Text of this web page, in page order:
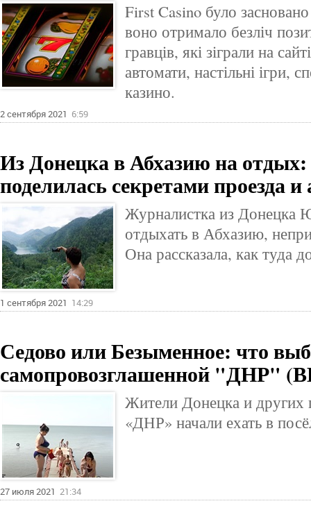
First Casino було
воно отримало безліч
гравців, які зіграли на
автомати, настільні ігри,
казино.
2 сентября 2021 6:59
Из Донецка в Абхазию на
поделилась секретами проезда
Журналистка из Донецка
отдыхать в Абхазию,
Она рассказала, как туда
1 сентября 2021 14:29
Седово или Безыменное: что
самопровозглашенной "ДНР"
Жители Донецка и других
«ДНР» начали ехать в
27 июля 2021 21:34